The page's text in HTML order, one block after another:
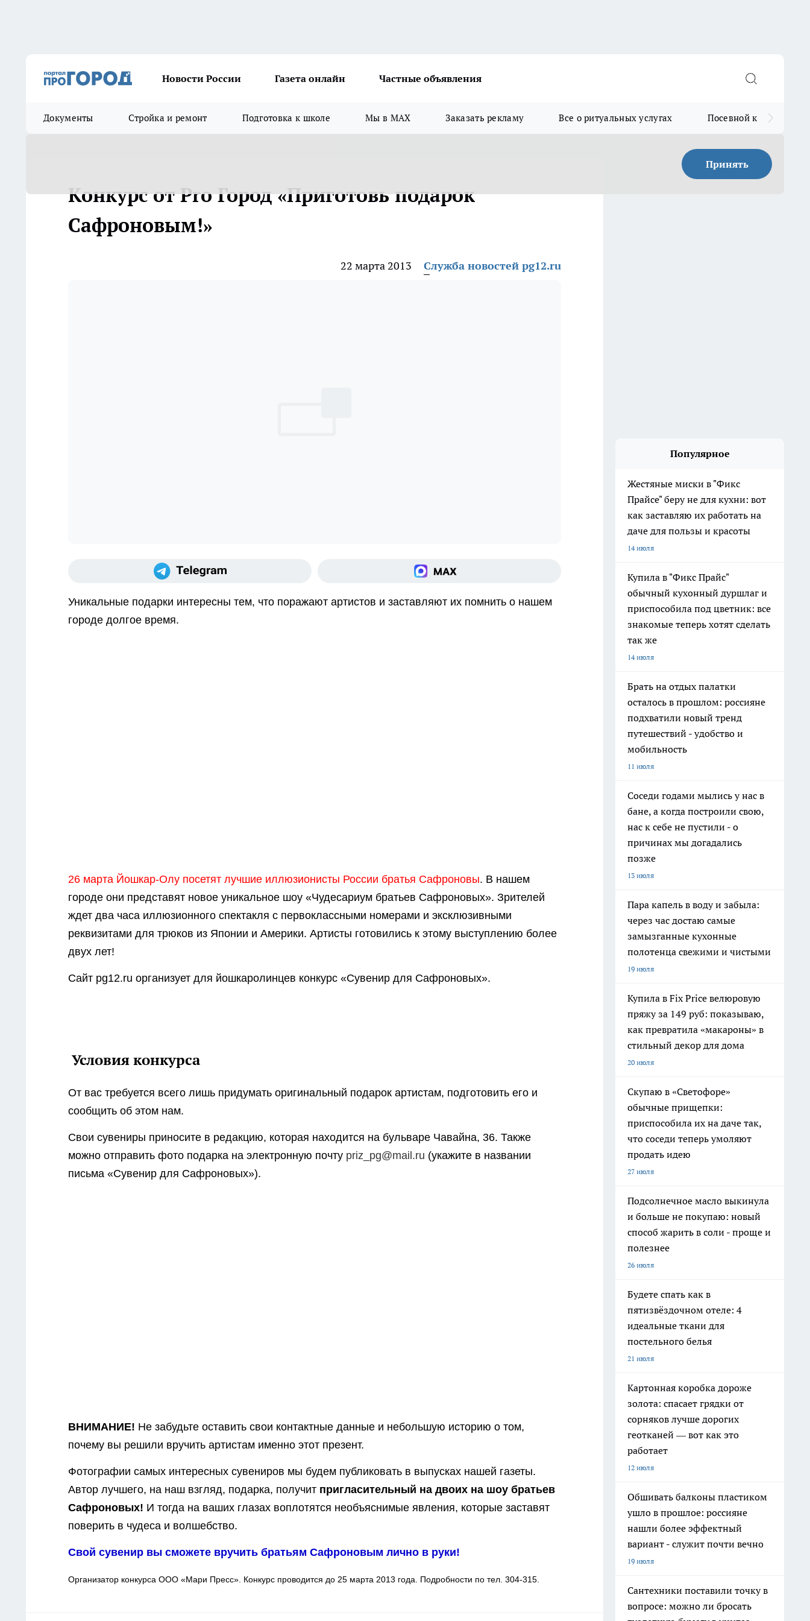
Новости России Газета онлайн Частные объявления
Документы Стройка и ремонт Подготовка к школе Мы в MAX Заказать рекламу Все о ритуальных услугах Посевной календарь
Принять
Конкурс от Pro Город «Приготовь подарок
Сафроновым!»
22 марта 2013 Служба новостей pg12.ru
Уникальные подарки интересны тем, что поражают артистов и заставляют их помнить о нашем
городе долгое время.
26 марта Йошкар-Олу посетят лучшие иллюзионисты России братья Сафроновы. В нашем
городе они представят новое уникальное шоу «Чудесариум братьев Сафроновых». Зрителей
ждет два часа иллюзионного спектакля с первоклассными номерами и эксклюзивными
реквизитами для трюков из Японии и Америки. Артисты готовились к этому выступлению более
двух лет!
Сайт pg12.ru организует для йошкаролинцев конкурс «Сувенир для Сафроновых».
Условия конкурса
От вас требуется всего лишь придумать оригинальный подарок артистам, подготовить его и
сообщить об этом нам.
Свои сувениры приносите в редакцию, которая находится на бульваре Чавайна, 36. Также
можно отправить фото подарка на электронную почту priz_pg@mail.ru (укажите в названии
письма «Сувенир для Сафроновых»).
ВНИМАНИЕ! Не забудьте оставить свои контактные данные и небольшую историю о том,
почему вы решили вручить артистам именно этот презент.
Фотографии самых интересных сувениров мы будем публиковать в выпусках нашей газеты.
Автор лучшего, на наш взгляд, подарка, получит пригласительный на двоих на шоу братьев
Сафроновых! И тогда на ваших глазах воплотятся необъяснимые явления, которые заставят
поверить в чудеса и волшебство.
Свой сувенир вы сможете вручить братьям Сафроновым лично в руки!
Организатор конкурса ООО «Мари Пресс». Конкурс проводится до 25 марта 2013 года. Подробности по тел. 304-315.
Популярное
Жестяные миски в "Фикс
Прайсе" беру не для кухни: вот
как заставляю их работать на
даче для пользы и красоты
14 июля
Купила в "Фикс Прайс"
обычный кухонный дуршлаг и
приспособила под цветник: все
знакомые теперь хотят сделать
так же
14 июля
Брать на отдых палатки
осталось в прошлом: россияне
подхватили новый тренд
путешествий - удобство и
мобильность
11 июля
Соседи годами мылись у нас в
бане, а когда построили свою,
нас к себе не пустили - о
причинах мы догадались
позже
13 июля
Пара капель в воду и забыла:
через час достаю самые
замызганные кухонные
полотенца свежими и чистыми
19 июля
Купила в Fix Price велюровую
пряжу за 149 руб: показываю,
как превратила «макароны» в
стильный декор для дома
20 июля
Скупаю в «Светофоре»
обычные прищепки:
приспособила их на даче так,
что соседи теперь умоляют
продать идею
27 июля
Подсолнечное масло выкинула
и больше не покупаю: новый
способ жарить в соли - проще и
полезнее
26 июля
Будете спать как в
пятизвёздочном отеле: 4
идеальные ткани для
постельного белья
21 июля
Картонная коробка дороже
золота: спасает грядки от
сорняков лучше дорогих
геотканей — вот как это
работает
12 июля
Обшивать балконы пластиком
ушло в прошлое: россияне
нашли более эффектный
вариант - служит почти вечно
19 июля
Сантехники поставили точку в
вопросе: можно ли бросать